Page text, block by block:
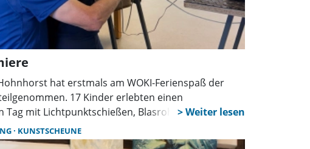
hat erstmals am WOKI-Ferienspaß der
17 Kinder erlebten einen
Tag mit Lichtpunktschießen, Blasrohrsport, Spielen
Ehrenamtliche sorgten für eine intensive
KUNSTSCHEUNE